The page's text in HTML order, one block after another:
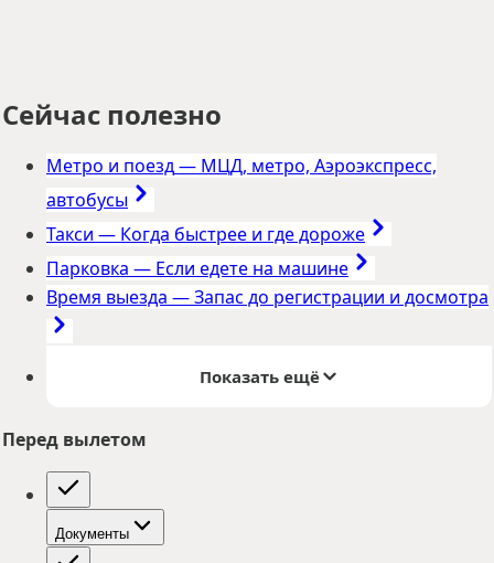
Сейчас полезно
Метро и поезд— МЦД, метро, Аэроэкспресс,
автобусы
Такси — Когда быстрее и где дороже
Парковка — Если едете на машине
Время выезда —Запас до регистрации и досмотра
Показать ещё
Перед вылетом
Документы